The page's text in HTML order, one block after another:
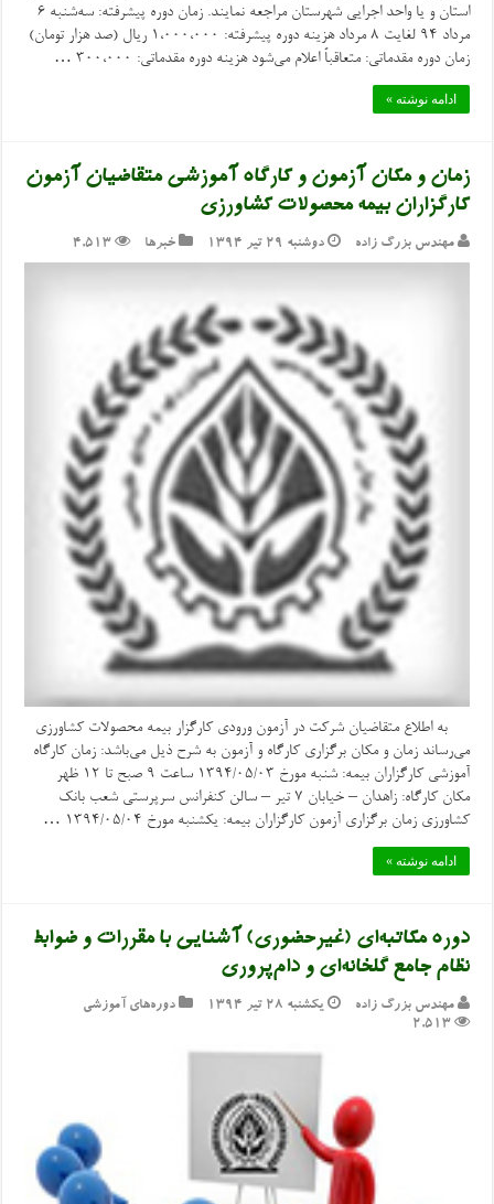
استان و یا واحد اجرایی شهرستان مراجعه نمایند. زمان دوره پیشرفته: سه‌شنبه ۶
مرداد ۹۴ لغایت ۸ مرداد هزینه دوره پیشرفته: ۱،۰۰۰،۰۰۰ ریال (صد هزار تومان)
زمان دوره مقدماتی: متعاقباً اعلام می‌شود هزینه دوره مقدماتی: 300،000 …
ادامه نوشته »
زمان و مکان آزمون و کارگاه آموزشی متقاضیان آزمون
کارگزاران بیمه محصولات کشاورزی
مهندس بزرگ زاده دوشنبه ۲۹ تیر ۱۳۹۴ خبرها 4,513
به اطلاع متقاضیان شرکت در آزمون ورودی کارگزار بیمه محصولات کشاورزی
می‌رساند زمان و مکان برگزاری کارگاه و آزمون به شرح ذیل می‌باشد: زمان کارگاه
آموزشی کارگزاران بیمه: شنبه مورخ 1394/05/03 ساعت 9 صبح تا 12 ظهر
مکان کارگاه: زاهدان – خیابان ۷ تیر – سالن کنفرانس سرپرستی شعب بانک
کشاورزی زمان برگزاری آزمون کارگزاران بیمه: یکشنبه مورخ 1394/05/04 …
ادامه نوشته »
دوره مکاتبه‌ای (غیرحضوری) آشنایی با مقررات و ضوابط
نظام جامع گلخانه‌ای و دام‌پروری
مهندس بزرگ زاده یکشنبه ۲۸ تیر ۱۳۹۴
دوره‌های آموزشی
2,513